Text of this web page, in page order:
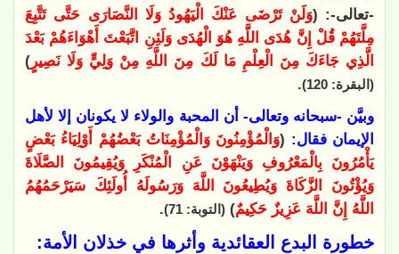
-تعالى-: (وَلَنْ تَرْضَى عَنْكَ الْيَهُودُ وَلَا النَّصَارَى حَتَّى تَتَّبِعَ
مِلَّتَهُمْ قُلْ إِنَّ هُدَى اللَّهِ هُوَ الْهُدَى وَلَئِنِ اتَّبَعْتَ أَهْوَاءَهُمْ بَعْدَ
الَّذِي جَاءَكَ مِنَ الْعِلْمِ مَا لَكَ مِنَ اللَّهِ مِنْ وَلِيٍّ وَلَا نَصِيرٍ )
(البقرة: 120)
.
وبيَّن -سبحانه وتعالى- أن المحبة والولاء لا يكونان إلا لأهل
الإيمان فقال: (وَالْمُؤْمِنُونَ وَالْمُؤْمِنَاتُ بَعْضُهُمْ أَوْلِيَاءُ بَعْضٍ
يَأْمُرُونَ بِالْمَعْرُوفِ وَيَنْهَوْنَ عَنِ الْمُنْكَرِ وَيُقِيمُونَ الصَّلَاةَ
وَيُؤْتُونَ الزَّكَاةَ وَيُطِيعُونَ اللَّهَ وَرَسُولَهُ أُولَئِكَ سَيَرْحَمُهُمُ
اللَّهُ إِنَّ اللَّهَ عَزِيزٌ حَكِيمٌ) (التوبة: 71) .
خطورة البدع العقائدية وأثرها في خذلان الأمة: